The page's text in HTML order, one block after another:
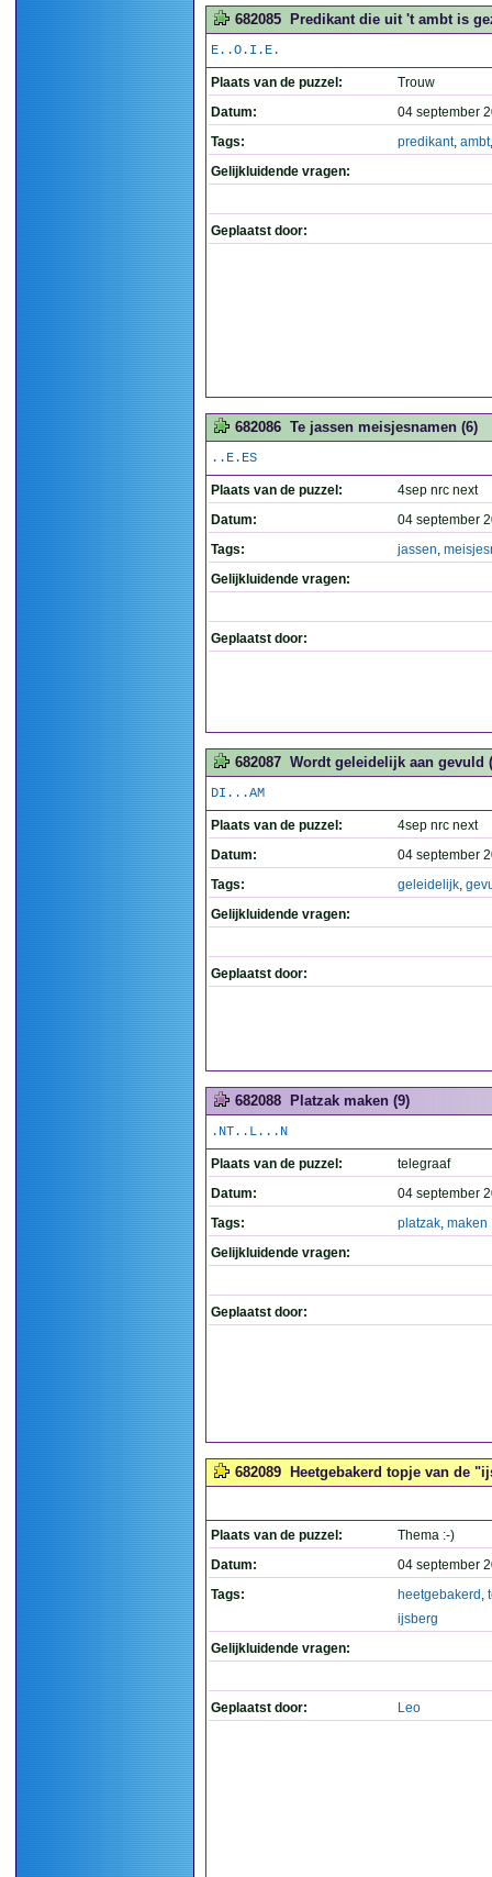
682085 Predikant die uit 't ambt is
E..O.I.E.
Plaats van de puzzel:
Trouw
Datum:
04 september
Tags:
predikant, ambt
Gelijkluidende vragen:
Geplaatst door:
682086 Te jassen meisjesnamen (6)
..E.ES
Plaats van de puzzel:
4sep nrc next
Datum:
04 september
Tags:
jassen,
Gelijkluidende vragen:
Geplaatst door:
682087 Wordt geleidelijk aan gevuld
DI...AM
Plaats van de puzzel:
4sep nrc next
Datum:
04 september
Tags:
geleidelijk,
Gelijkluidende vragen:
Geplaatst door:
682088 Platzak maken (9)
.NT..L...N
Plaats van de puzzel:
telegraaf
Datum:
04 september
Tags:
platzak, maken
Gelijkluidende vragen:
Geplaatst door:
682089 Heetgebakerd topje van de
Plaats van de puzzel:
Thema :-)
Datum:
04 september
Tags:
heetgebakerd ,
ijsberg
Gelijkluidende vragen:
Geplaatst door: Leo